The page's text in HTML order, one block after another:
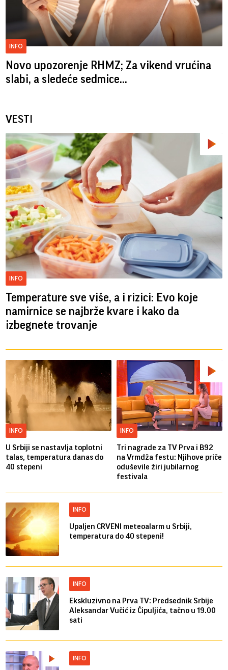
INFO
Novo upozorenje RHMZ; Za vikend vrućina
slabi, a sledeće sedmice...
VESTI
INFO
Temperature sve više, a i rizici: Evo koje
namirnice se najbrže kvare i kako da
izbegnete trovanje
INFO
U Srbiji se nastavlja toplotni
talas, temperatura danas do
40 stepeni
INFO
Tri nagrade za TV Prva i B92
na Vrmdža festu: Njihove priče
oduševile žiri jubilarnog
festivala
INFO
Upaljen CRVENI meteoalarm u Srbiji,
temperatura do 40 stepeni!
INFO
Ekskluzivno na Prva TV: Predsednik Srbije
Aleksandar Vučić iz Čipuljića, tačno u 19.00
sati
INFO